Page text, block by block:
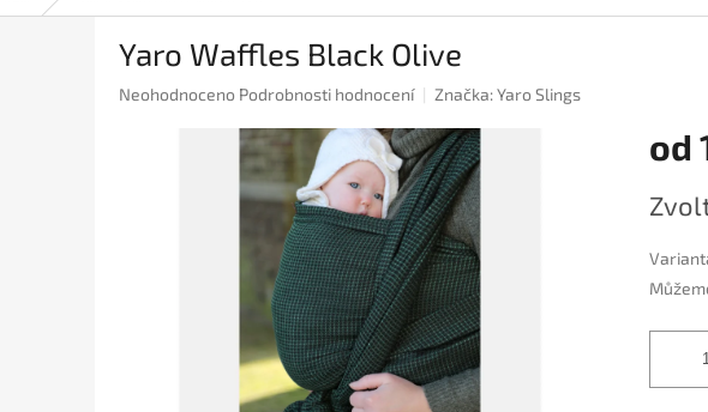
Yaro Waffles Black Olive
Průměrné
Neohodnoceno Podrobnosti hodnocení Značka:Yaro Slings
od
cena: